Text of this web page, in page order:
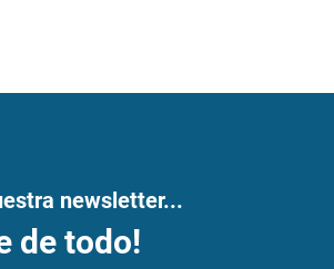
newsletter...
de todo!